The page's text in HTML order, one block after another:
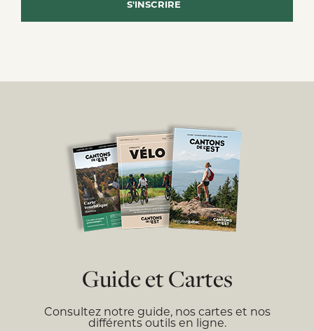
Guide et Cartes
Consultez notre guide, nos cartes et nos
différents outils en ligne.